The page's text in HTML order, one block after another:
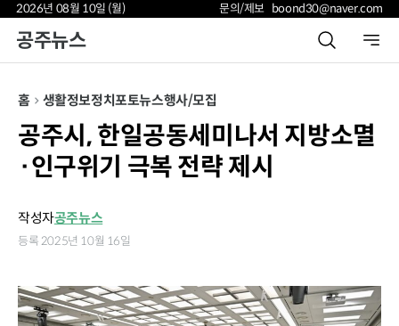
2026년 08월 10일 (월) 문의/제보 boond30@naver.com
공주뉴스
홈 생활정보정치포토뉴스행사/모집
공주시, 한일공동세미나서 지방소멸
·인구위기 극복 전략 제시
작성자공주뉴스
등록 2025년 10월 16일